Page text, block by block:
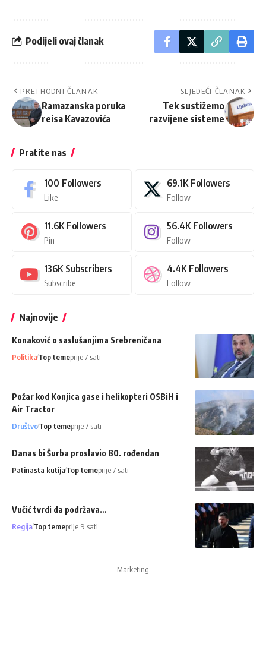
Podijeli ovaj članak
PRETHODNI ČLANAK
Ramazanska poruka
reisa Kavazovića
SLJEDEĆI ČLANAK
Tek sustižemo
razvijene sisteme
Pratite nas
100 Followers
Like
69.1K Followers
Follow
11.6K Followers
Pin
56.4K Followers
Follow
136K Subscribers
Subscribe
4.4K Followers
Follow
Najnovije
Konaković o saslušanjima Srebreničana
PolitikaTop temeprije 7 sati
Požar kod Konjica gase i helikopteri OSBiH i
Air Tractor
DruštvoTop temeprije 7 sati
Danas bi Šurba proslavio 80. rođendan
Patinasta kutijaTop temeprije 7 sati
Vučić tvrdi da podržava…
RegijaTop temeprije 9 sati
- Marketing -